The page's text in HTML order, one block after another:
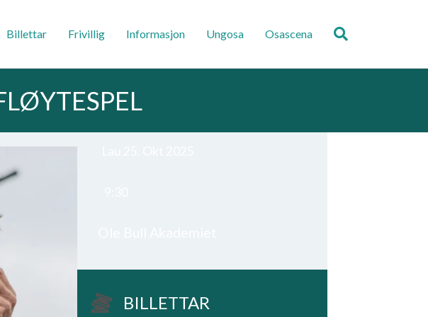
Billettar Frivillig Informasjon Ungosa Osascena
BILLETTAR